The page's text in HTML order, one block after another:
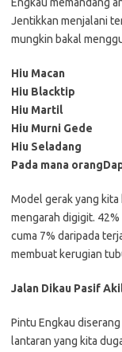
Jentikkan menjalani
mungkin bakal
Hiu Macan
Hiu Blacktip
Hiu Martil
Hiu Murni Gede
Hiu Seladang
Pada mana
Model gerak yang kita
mengarah digigit.
cuma 7% daripada
membuat kerugian
Jalan Dikau Pasif
Pintu Engkau
lantaran yang kita